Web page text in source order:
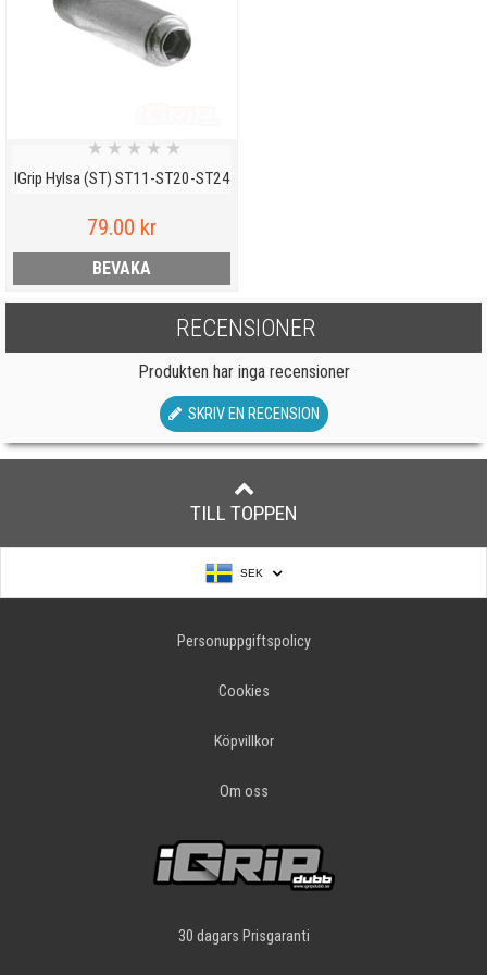
IGrip Hylsa (ST) ST11-ST20-ST24
★ ★ ★ ★ ★
79.00 kr
BEVAKA
RECENSIONER
Produkten har inga recensioner
SKRIV EN RECENSION
TILL TOPPEN
SEK
Personuppgiftspolicy
Cookies
Köpvillkor
Om oss
30 dagars Prisgaranti